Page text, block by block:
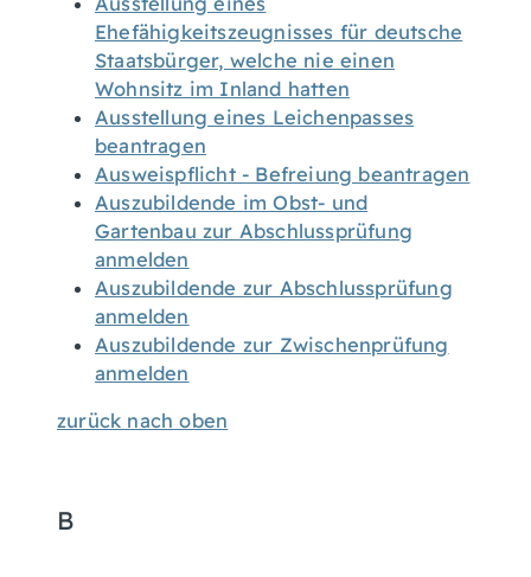
Ehefähigkeitszeugnisses für deutsche
Staatsbürger, welche nie einen
Wohnsitz im Inland hatten
Ausstellung eines Leichenpasses
beantragen
Ausweispflicht - Befreiung beantragen
Auszubildende im Obst- und
Gartenbau zur Abschlussprüfung
anmelden
Auszubildende zur Abschlussprüfung
anmelden
Auszubildende zur Zwischenprüfung
anmelden
zurück nach oben
B